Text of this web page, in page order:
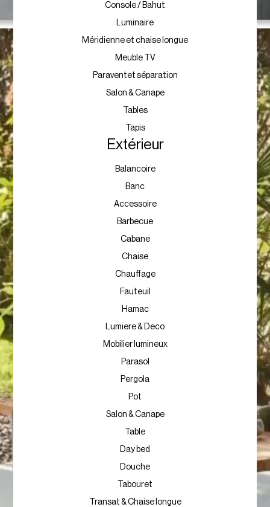
Console / Bahut
Luminaire
Méridienne et chaise longue
Meuble TV
Paraventet séparation
Salon & Canape
Tables
Tapis
Extérieur
Balancoire
Banc
Accessoire
Barbecue
Cabane
Chaise
Chauffage
Fauteuil
Hamac
Lumiere & Deco
Mobilier lumineux
Parasol
Pergola
Pot
Salon & Canape
Table
Day bed
Douche
Tabouret
Transat & Chaise longue